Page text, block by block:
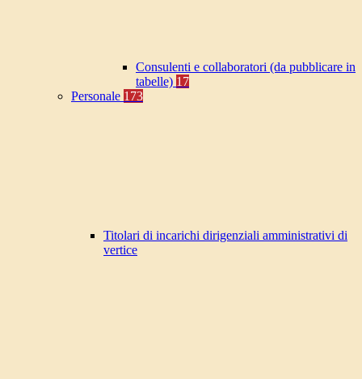
Consulenti e collaboratori (da pubblicare in
tabelle) 17
Personale 173
Titolari di incarichi dirigenziali amministrativi di
vertice